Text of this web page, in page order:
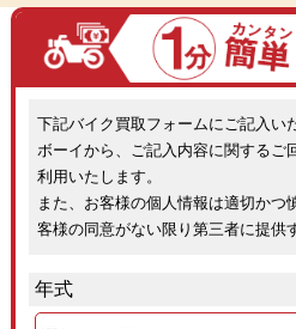
下記バイク買取フォームにご記入い
ボーイから、ご記入内容に関するご
利用いたします。
また、お客様の個人情報は適切かつ
客様の同意がない限り第三者に提供
年式